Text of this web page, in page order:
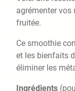
agrémenter vos
fruitée.
Ce smoothie
et les bienfaits
éliminer les
Ingrédients